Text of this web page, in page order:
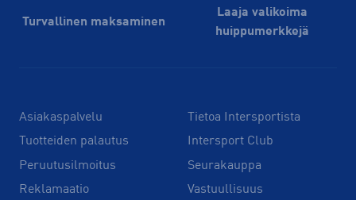
Turvallinen maksaminen
Laaja valikoima
huippu­merkkejä
Asiakaspalvelu
Tuotteiden palautus
Peruutusilmoitus
Reklamaatio
Tietoa Intersportista
Intersport Club
Seurakauppa
Vastuullisuus